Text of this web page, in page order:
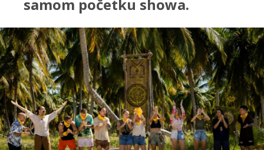
samom početku showa.